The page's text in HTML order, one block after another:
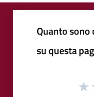
Quanto
su questa